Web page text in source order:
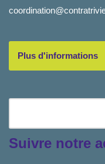
Plus d'informations
Suivre notre